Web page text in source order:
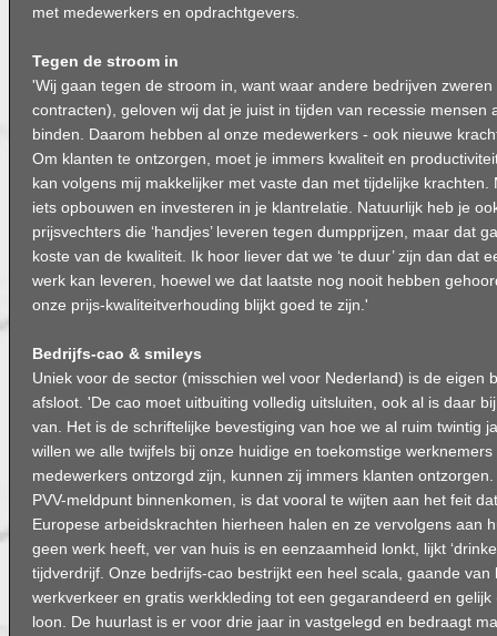
met medewerkers en opdrachtgevers.
Tegen de stroom in
'Wij gaan tegen de stroom in, want waar andere bedrijven zweren
contracten), geloven wij dat je juist in tijden van recessie mensen
binden. Daarom hebben al onze medewerkers - ook nieuwe
Om klanten te ontzorgen, moet je immers kwaliteit en
kan volgens mij makkelijker met vaste dan met tijdelijke
iets opbouwen en investeren in je klantrelatie. Natuurlijk heb je
prijsvechters die ‘handjes’ leveren tegen dumpprijzen, maar dat
koste van de kwaliteit. Ik hoor liever dat we ‘te duur’ zijn dan dat
werk kan leveren, hoewel we dat laatste nog nooit hebben
onze prijs-kwaliteitverhouding blijkt goed te zijn.'
Bedrijfs-cao & smileys
Uniek voor de sector (misschien wel voor Nederland) is de eigen
afsloot. 'De cao moet uitbuiting volledig uitsluiten, ook al is daar
van. Het is de schriftelijke bevestiging van hoe we al ruim twintig
willen we alle twijfels bij onze huidige en toekomstige
medewerkers ontzorgd zijn, kunnen zij immers klanten
PVV-meldpunt binnenkomen, is dat vooral te wijten aan het feit
Europese arbeidskrachten hierheen halen en ze vervolgens aan
geen werk heeft, ver van huis is en eenzaamheid lonkt, lijkt
tijdverdrijf. Onze bedrijfs-cao bestrijkt een heel scala, gaande van
werkverkeer en gratis werkkleding tot een gegarandeerd en
loon. De huurlast is er voor drie jaar in vastgelegd en bedraagt